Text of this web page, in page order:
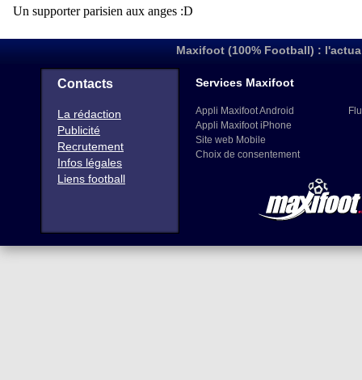
Maxifoot (100% Football) :
Contacts
La rédaction
Publicité
Recrutement
Infos légales
Liens football
Services Maxifoot
Appli Maxifoot Android
Appli Maxifoot iPhone
Site web Mobile
Choix de consentement